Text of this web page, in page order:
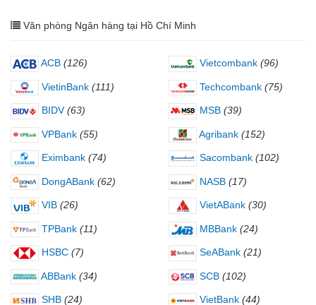
Văn phòng Ngân hàng tại Hồ Chí Minh
ACB (126) Vietcombank (96)
VietinBank (111) Techcombank (75)
BIDV (63) MSB (39)
VPBank (55) Agribank (152)
Eximbank (74) Sacombank (102)
DongABank (62) NASB (17)
VIB (26) VietABank (30)
TPBank (11) MBBank (24)
HSBC (7) SeABank (21)
ABBank (34) SCB (102)
SHB (24) VietBank (44)